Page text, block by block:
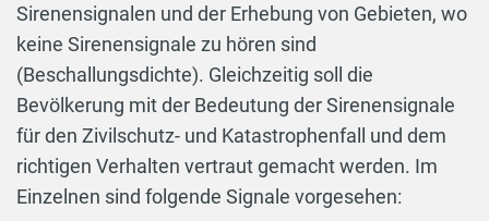
Sirenensignalen und der Erhebung von Gebieten, wo
keine Sirenensignale zu hören sind
(Beschallungsdichte). Gleichzeitig soll die
Bevölkerung mit der Bedeutung der Sirenensignale
für den Zivilschutz- und Katastrophenfall und dem
richtigen Verhalten vertraut gemacht werden. Im
Einzelnen sind folgende Signale vorgesehen: